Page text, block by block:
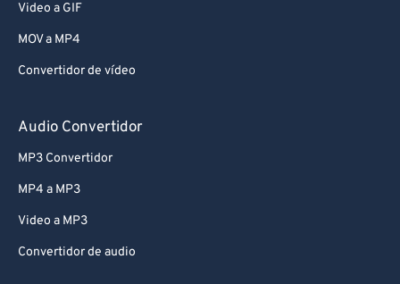
Video a GIF
MOV a MP4
Convertidor de vídeo
Audio Convertidor
MP3 Convertidor
MP4 a MP3
Video a MP3
Convertidor de audio